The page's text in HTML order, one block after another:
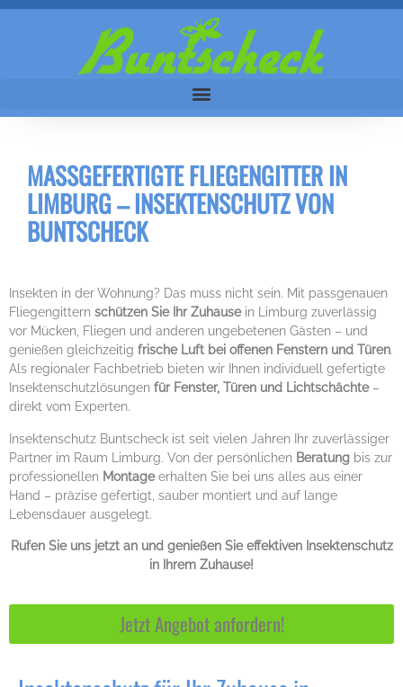
MASSGEFERTIGTE FLIEGENGITTER IN L
IMBURG – INSEKTENSCHUTZ VON B
UNTSCHECK
Insekten in der Wohnung? Das muss nicht sein. Mit passgenauen
Fliegengittern schützen Sie Ihr Zuhausein Limburg zuverlässig
vor Mücken, Fliegen und anderen ungebetenen Gästen – und
genießen gleichzeitig frische Luft bei offenen Fenstern und Türen.
Als regionaler Fachbetrieb bieten wir Ihnen individuell gefertigte
Insektenschutzlösungen für Fenster, Türen und Lichtschächte–
direkt vom Experten.
Insektenschutz Buntscheck ist seit vielen Jahren Ihr zuverlässiger
Partner im Raum Limburg. Von der persönlichen Beratung bis zur
professionellen Montageerhalten Sie bei uns alles aus einer
Hand – präzise gefertigt, sauber montiert und auf lange
Lebensdauer ausgelegt.
Rufen Sie uns jetzt an und genießen Sie effektiven Insektenschutz
in Ihrem Zuhause!
Jetzt Angebot anfordern!